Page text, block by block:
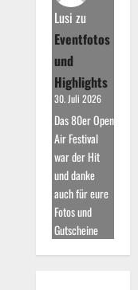
Lusi zu
Eventfotos
und
Highlights
30. Juli 2026
Das 80er Open
Air Festival
war der Hit
und danke
auch für eure
Fotos und
Gutscheine